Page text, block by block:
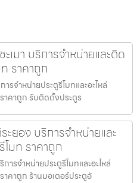
เมา บริการจำหน่ายและติด
ราคาถูก
รจำหน่ายประตูรีโมทและอะไหล่
คาถูก รับติดตั้งประตูร
ยอง บริการจำหน่ายและ
มท ราคาถูก
ารจำหน่ายประตูรีโมทและอะไหล่
คาถูก ร้านมอเตอร์ประตูอั